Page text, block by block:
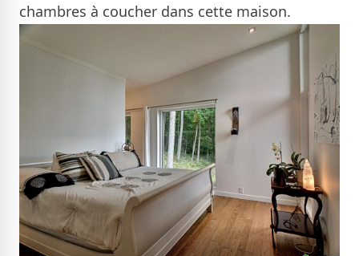
chambres à coucher dans cette maison.